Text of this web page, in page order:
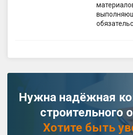
Нужна надёжная
строительного
Хотите быть